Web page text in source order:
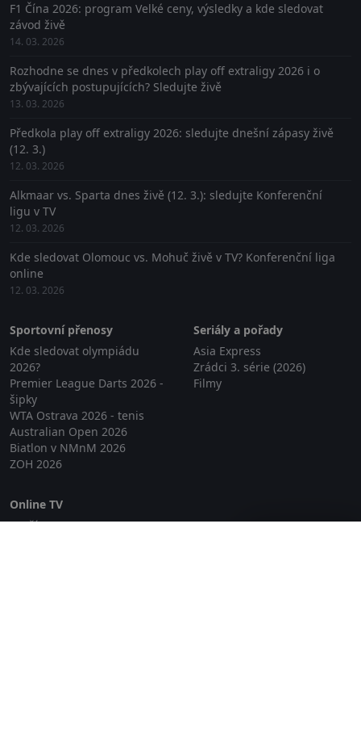
F1 Čína 2026: program Velké ceny, výsledky a kde sledovat
závod živě
14. 03. 2026
Rozhodne se dnes v předkolech play off extraligy 2026 i o
zbývajících postupujících? Sledujte živě
13. 03. 2026
Předkola play off extraligy 2026: sledujte dnešní zápasy živě
(12. 3.)
12. 03. 2026
Alkmaar vs. Sparta dnes živě (12. 3.): sledujte Konferenční
ligu v TV
12. 03. 2026
Kde sledovat Olomouc vs. Mohuč živě v TV? Konferenční liga
online
12. 03. 2026
Sportovní přenosy
Kde sledovat olympiádu
2026?
Premier League Darts 2026 -
šipky
WTA Ostrava 2026 - tenis
Australian Open 2026
Biatlon v NMnM 2026
ZOH 2026
Seriály a pořady
Asia Express
Zrádci 3. série (2026)
Filmy
Online TV
Lepší.TV